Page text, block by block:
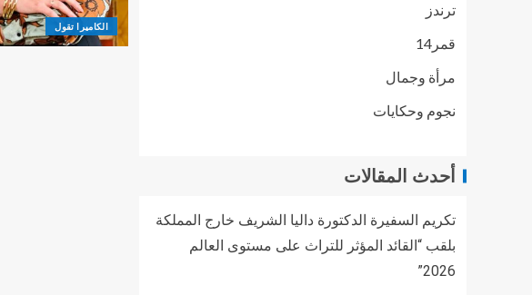
الكاميرا تقول
ترندز
قمر14
مرأة وجمال
نجوم وحكايات
أحدث المقالات
تكريم السفيرة الدكتورة داليا الشريف خارج المملكة
بلقب “القائد المؤثر للتراث على مستوى العالم
2026”